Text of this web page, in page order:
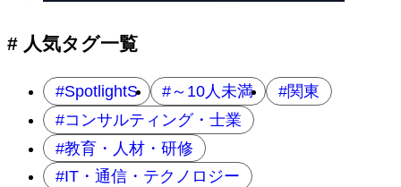
# 人気タグ一覧
SpotlightS ～10人未満
関東
コンサルティング・士業
教育・人材・研修
IT・通信・テクノロジー